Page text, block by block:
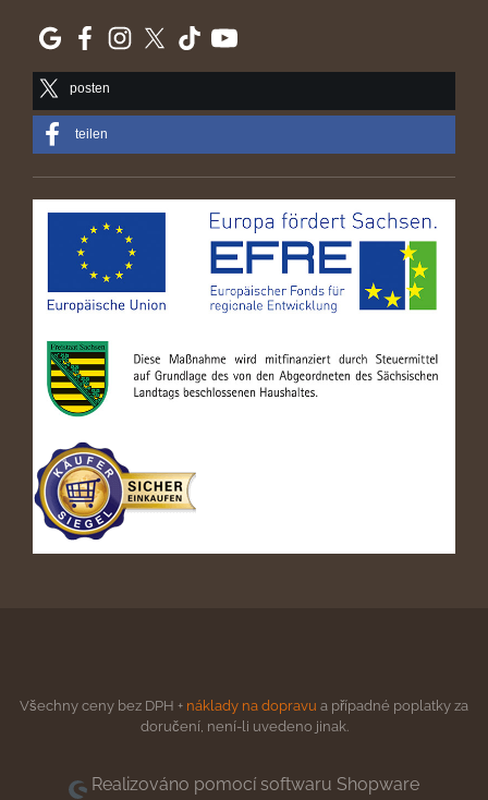
posten
teilen
Všechny ceny bez DPH + náklady na dopravu a případné poplatky za
doručení, není-li uvedeno jinak.
Realizováno pomocí softwaru Shopware